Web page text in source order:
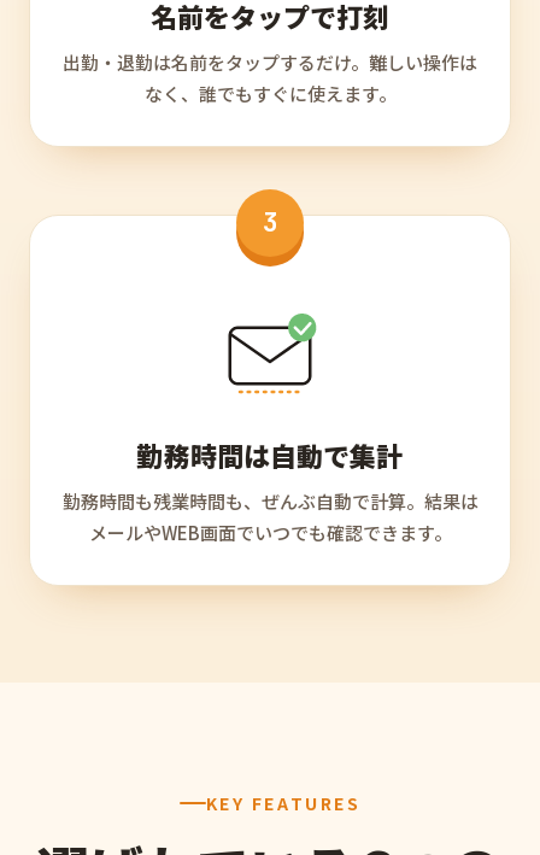
名前をタップで打刻
出勤・退勤は名前をタップするだけ。難しい操作は
なく、誰でもすぐに使えます。
3
勤務時間は自動で集計
勤務時間も残業時間も、ぜんぶ自動で計算。結果は
メールやWEB画面でいつでも確認できます。
KEY FEATURES